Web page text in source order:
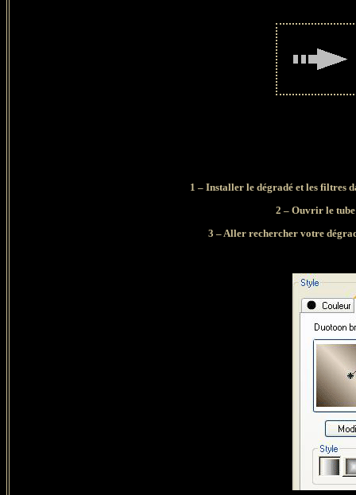
1 – Installer le dégradé et les filtres
2 – Ouvrir le
3 – Aller rechercher votre